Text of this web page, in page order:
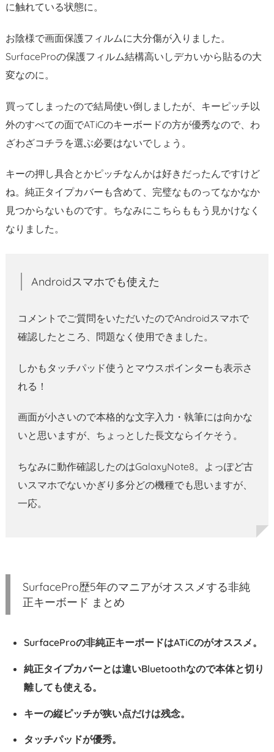
に触れている状態に。
お陰様で画面保護フィルムに大分傷が入りました。
SurfaceProの保護フィルム結構高いしデカいから貼るの大
変なのに。
買ってしまったので結局使い倒しましたが、キーピッチ以
外のすべての面でATiCのキーボードの方が優秀なので、わ
ざわざコチラを選ぶ必要はないでしょう。
キーの押し具合とかピッチなんかは好きだったんですけど
ね。純正タイプカバーも含めて、完璧なものってなかなか
見つからないものです。ちなみにこちらももう見かけなく
なりました。
Androidスマホでも使えた
コメントでご質問をいただいたのでAndroidスマホで
確認したところ、問題なく使用できました。
しかもタッチパッド使うとマウスポインターも表示さ
れる！
画面が小さいので本格的な文字入力・執筆には向かな
いと思いますが、ちょっとした長文ならイケそう。
ちなみに動作確認したのはGalaxyNote8。よっぽど古
いスマホでないかぎり多分どの機種でも思いますが、
一応。
SurfacePro歴5年のマニアがオススメする非純
正キーボード まとめ
SurfaceProの非純正キーボードはATiCのがオススメ。
純正タイプカバーとは違いBluetoothなので本体と切り
離しても使える。
キーの縦ピッチが狭い点だけは残念。
タッチパッドが優秀。